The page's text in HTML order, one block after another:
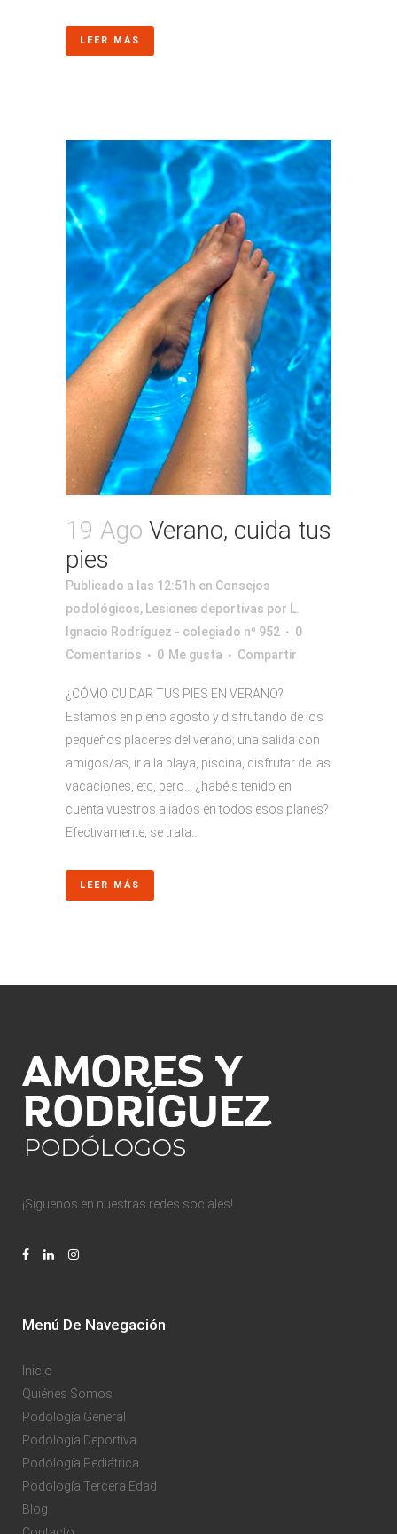
LEER MÁS
19 Ago Verano, cuida tus
pies
Publicado a las 12:51h en Consejos
podológicos, Lesiones deportivas por L.
Ignacio Rodríguez - colegiado nº 952
0
Comentarios
0 Me gusta Compartir
¿CÓMO CUIDAR TUS PIES EN VERANO?
Estamos en pleno agosto y disfrutando de los
pequeños placeres del verano; una salida con
amigos/as, ir a la playa, piscina, disfrutar de las
vacaciones, etc, pero… ¿habéis tenido en
cuenta vuestros aliados en todos esos planes?
Efectivamente, se trata...
LEER MÁS
¡Síguenos en nuestras redes sociales!
Menú De Navegación
Inicio
Quiénes Somos
Podología General
Podología Deportiva
Podología Pediátrica
Podología Tercera Edad
Blog